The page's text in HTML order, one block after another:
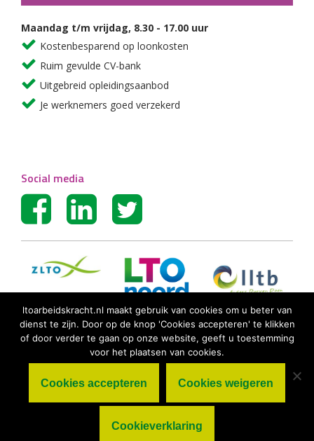
Maandag t/m vrijdag, 8.30 - 17.00 uur
Kostenbesparend op loonkosten
Ruim gevulde CV-bank
Uitgebreid opleidingsaanbod
Je werknemers goed verzekerd
Social media
© LTO Arbeidskracht BV |Algemene
voorwaarden|Privacy statement
Disclaimer
ltoarbeidskracht.nl maakt gebruik van cookies om u beter van
dienst te zijn. Door op de knop 'Cookies accepteren' te klikken
of door verder te gaan op onze website, geeft u toestemming
voor het plaatsen van cookies.
Cookies accepteren Cookies weigeren
Cookieverklaring